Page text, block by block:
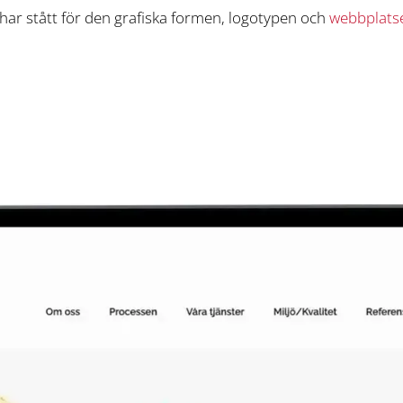
stått för den grafiska formen, logotypen och